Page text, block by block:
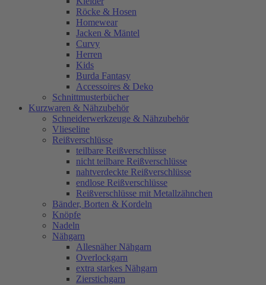
Röcke & Hosen
Homewear
Jacken & Mäntel
Curvy
Herren
Kids
Burda Fantasy
Accessoires & Deko
Schnittmusterbücher
Kurzwaren & Nähzubehör
Schneiderwerkzeuge & Nähzubehör
Vlieseline
Reißverschlüsse
teilbare Reißverschlüsse
nicht teilbare Reißverschlüsse
nahtverdeckte Reißverschlüsse
endlose Reißverschlüsse
Reißverschlüsse mit Metallzähnchen
Bänder, Borten & Kordeln
Knöpfe
Nadeln
Nähgarn
Allesnäher Nähgarn
Overlockgarn
extra starkes Nähgarn
Zierstichgarn